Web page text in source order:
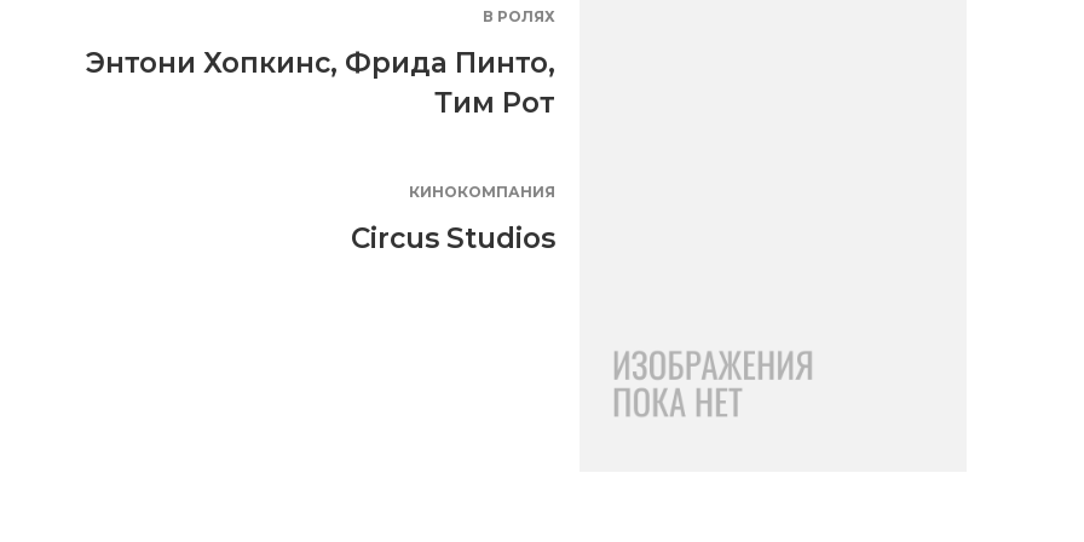
В РОЛЯХ
Энтони Хопкинс, Фрида Пинто,
Тим Рот
КИНОКОМПАНИЯ
Circus Studios